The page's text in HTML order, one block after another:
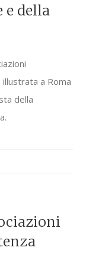
e della
a Roma
della